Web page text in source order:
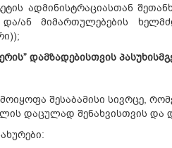
ადმინისტრაციასთან
ან მიმართულებების
დამზადებისთვის
შესაბამისი სივრცე,
დაცულად შენახვისთვის და